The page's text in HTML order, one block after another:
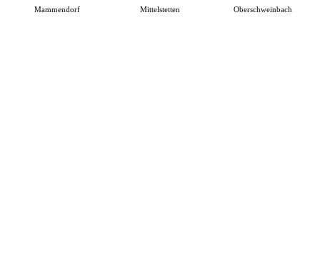
Mammendorf Mittelstetten Oberschweinbach